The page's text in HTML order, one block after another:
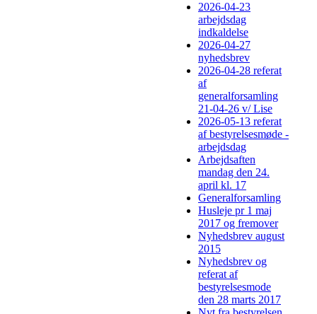
2026-04-23
arbejdsdag
indkaldelse
2026-04-27
nyhedsbrev
2026-04-28 referat
af
generalforsamling
21-04-26 v/ Lise
2026-05-13 referat
af bestyrelsesmøde -
arbejdsdag
Arbejdsaften
mandag den 24.
april kl. 17
Generalforsamling
Husleje pr 1 maj
2017 og fremover
Nyhedsbrev august
2015
Nyhedsbrev og
referat af
bestyrelsesmode
den 28 marts 2017